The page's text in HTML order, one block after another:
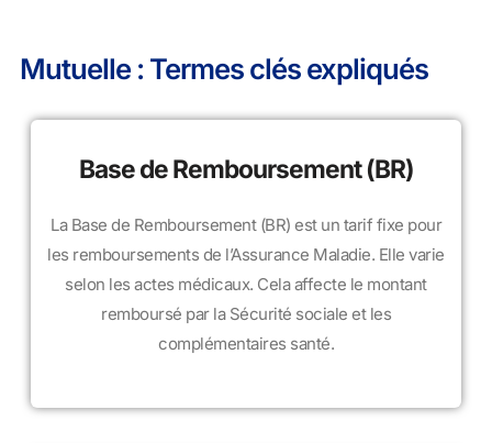
Mutuelle : Termes clés expliqués
Base de Remboursement (BR)
La Base de Remboursement (BR) est un tarif fixe pour
les remboursements de l’Assurance Maladie. Elle varie
selon les actes médicaux. Cela affecte le montant
remboursé par la Sécurité sociale et les
complémentaires santé.